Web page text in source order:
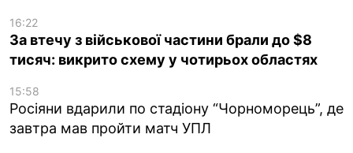
16:22
За втечу з військової частини брали до $8
тисяч: викрито схему у чотирьох областях
15:58
Росіяни вдарили по стадіону “Чорноморець”, де
завтра мав пройти матч УПЛ